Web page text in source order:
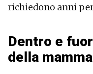
richiedono anni
Dentro e
della